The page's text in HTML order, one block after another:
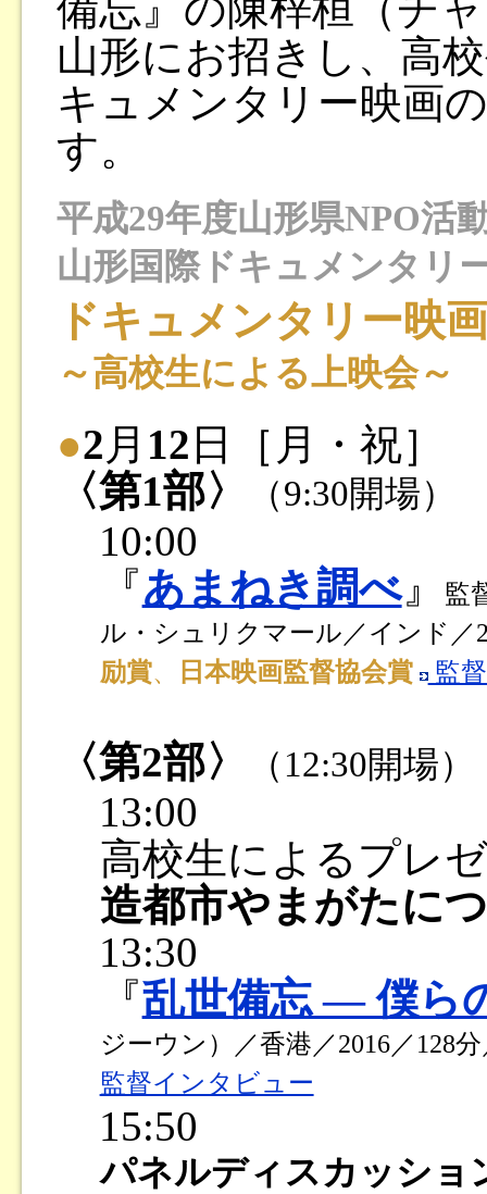
山形にお招きし、高
キュメンタリー映画
す。
平成29年度山形県NPO活
山形国際ドキュメンタリ
ドキュメンタリー映
～高校生による上映会～
●2 月 12 日［月・祝］
〈第1部〉
（9:30開場）
10:00
『あまねき調べ』
監
ル・シュリクマール／インド／
励賞、 日本映画監督協会賞 監
〈第2部〉 （12:30開場）
13:00
高校生によるプレ
造都市やまがたに
13:30
『乱世備忘 ― 僕ら
ジーウン）／香港／2016／128
監督インタビュー
15:50
パネルディスカッショ